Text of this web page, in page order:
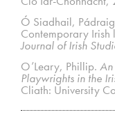
Ó Siadhail,
Contemporary Irish
Journal of Irish
O’Leary, Phillip.
Playwrights in the
Cliath: University